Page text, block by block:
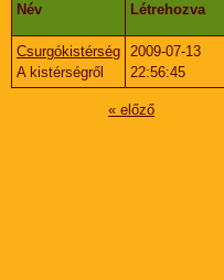
Név Létrehozva
Csurgókistérség
A kistérségről
2009-07-13
22:56:45
« előző